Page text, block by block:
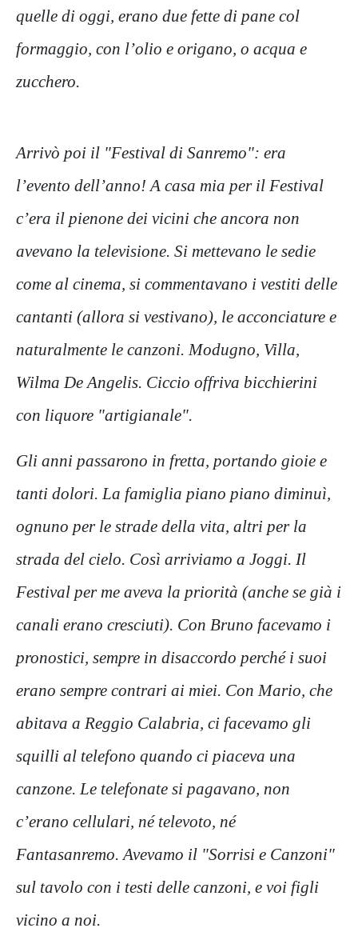
quelle di oggi, erano due fette di pane col
formaggio, con l’olio e origano, o acqua e
zucchero.
Arrivò poi il "Festival di Sanremo": era
l’evento dell’anno! A casa mia per il Festival
c’era il pienone dei vicini che ancora non
avevano la televisione. Si mettevano le sedie
come al cinema, si commentavano i vestiti delle
cantanti (allora si vestivano), le acconciature e
naturalmente le canzoni. Modugno, Villa,
Wilma De Angelis. Ciccio offriva bicchierini
con liquore "artigianale".
Gli anni passarono in fretta, portando gioie e
tanti dolori. La famiglia piano piano diminuì,
ognuno per le strade della vita, altri per la
strada del cielo. Così arriviamo a Joggi. Il
Festival per me aveva la priorità (anche se già i
canali erano cresciuti). Con Bruno facevamo i
pronostici, sempre in disaccordo perché i suoi
erano sempre contrari ai miei. Con Mario, che
abitava a Reggio Calabria, ci facevamo gli
squilli al telefono quando ci piaceva una
canzone. Le telefonate si pagavano, non
c’erano cellulari, né televoto, né
Fantasanremo. Avevamo il "Sorrisi e Canzoni"
sul tavolo con i testi delle canzoni, e voi figli
vicino a noi.